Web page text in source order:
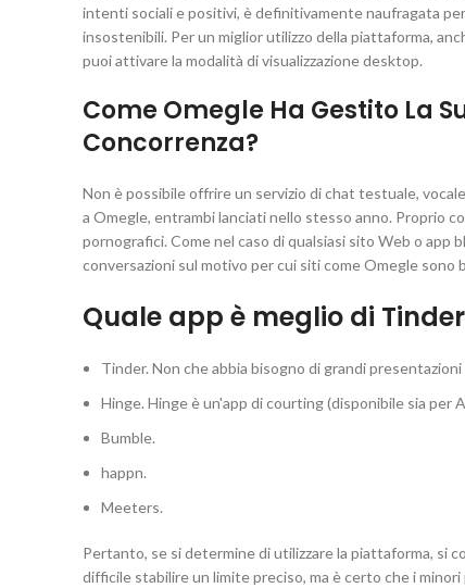
intenti sociali e positivi, è definitivamente naufragata
insostenibili. Per un miglior utilizzo della piattaforma,
puoi attivare la modalità di visualizzazione desktop.
Come Omegle Ha Gestito La
Concorrenza?
Non è possibile offrire un servizio di chat testuale,
a Omegle, entrambi lanciati nello stesso anno. Proprio
pornografici. Come nel caso di qualsiasi sito Web o
conversazioni sul motivo per cui siti come Omegle
Quale app è meglio di
Tinder. Non che abbia bisogno di grandi
Hinge. Hinge è un'app di courting (disponibile sia
Bumble.
happn.
Meeters.
Pertanto, se si determine di utilizzare la piattaforma, si
difficile stabilire un limite preciso, ma è certo che i